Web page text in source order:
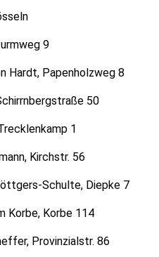
9
Papenholzweg 8
50
1
Kirchstr. 56
Schulte, Diepke 7
Korbe 114
Provinzialstr. 86